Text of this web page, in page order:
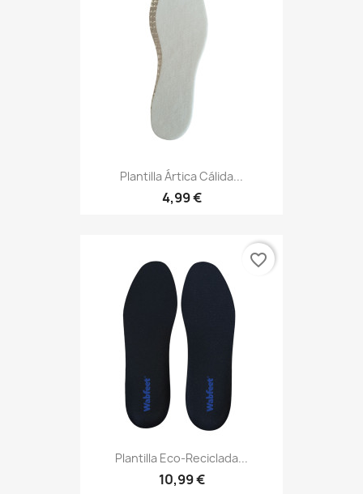
Plantilla Ártica Cálida...
4,99 €
Plantilla Eco-Reciclada...
10,99 €
favorite_border